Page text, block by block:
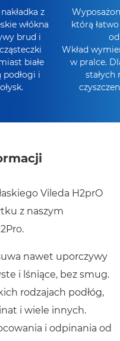
z
włókna
brud i
białe
podłogi i
którą
Wkład
w pralce.
stałych
Vileda H2prO
z naszym
nawet uporczywy
i lśniące, bez smug.
rodzajach podłóg,
i wiele innych.
i odpinania od